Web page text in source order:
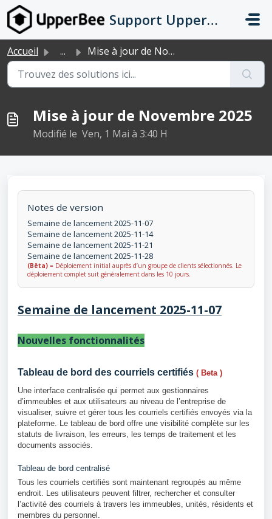
Passer au contenu principal
Support UpperBee
Accueil ... Mise à jour de Novembre 2025
Mise à jour de Novembre 2025
Modifié le Ven, 1 Mai à 3:40 H
Notes de version
Semaine de lancement 2025-11-07
Semaine de lancement 2025-11-14
Semaine de lancement 2025-11-21
Semaine de lancement 2025-11-28
(Bêta) = Déploiement initial auprès d’un groupe de clients sélectionnés. Le
déploiement complet suit généralement dans les 10 jours.
Semaine de lancement 2025-11-07
Nouvelles fonctionnalités
Tableau de bord des courriels certifiés ( Beta )
Une interface centralisée qui permet aux gestionnaires
d’immeubles et aux utilisateurs au niveau de l’entreprise de
visualiser, suivre et gérer tous les courriels certifiés envoyés via la
plateforme. Le tableau de bord offre une visibilité complète sur les
statuts de livraison, les erreurs, les temps de traitement et les
documents associés.
Tableau de bord centralisé
Tous les courriels certifiés sont maintenant regroupés au même
endroit. Les utilisateurs peuvent filtrer, rechercher et consulter
l’activité des courriels à travers les immeubles, unités, résidents et
membres du personnel.